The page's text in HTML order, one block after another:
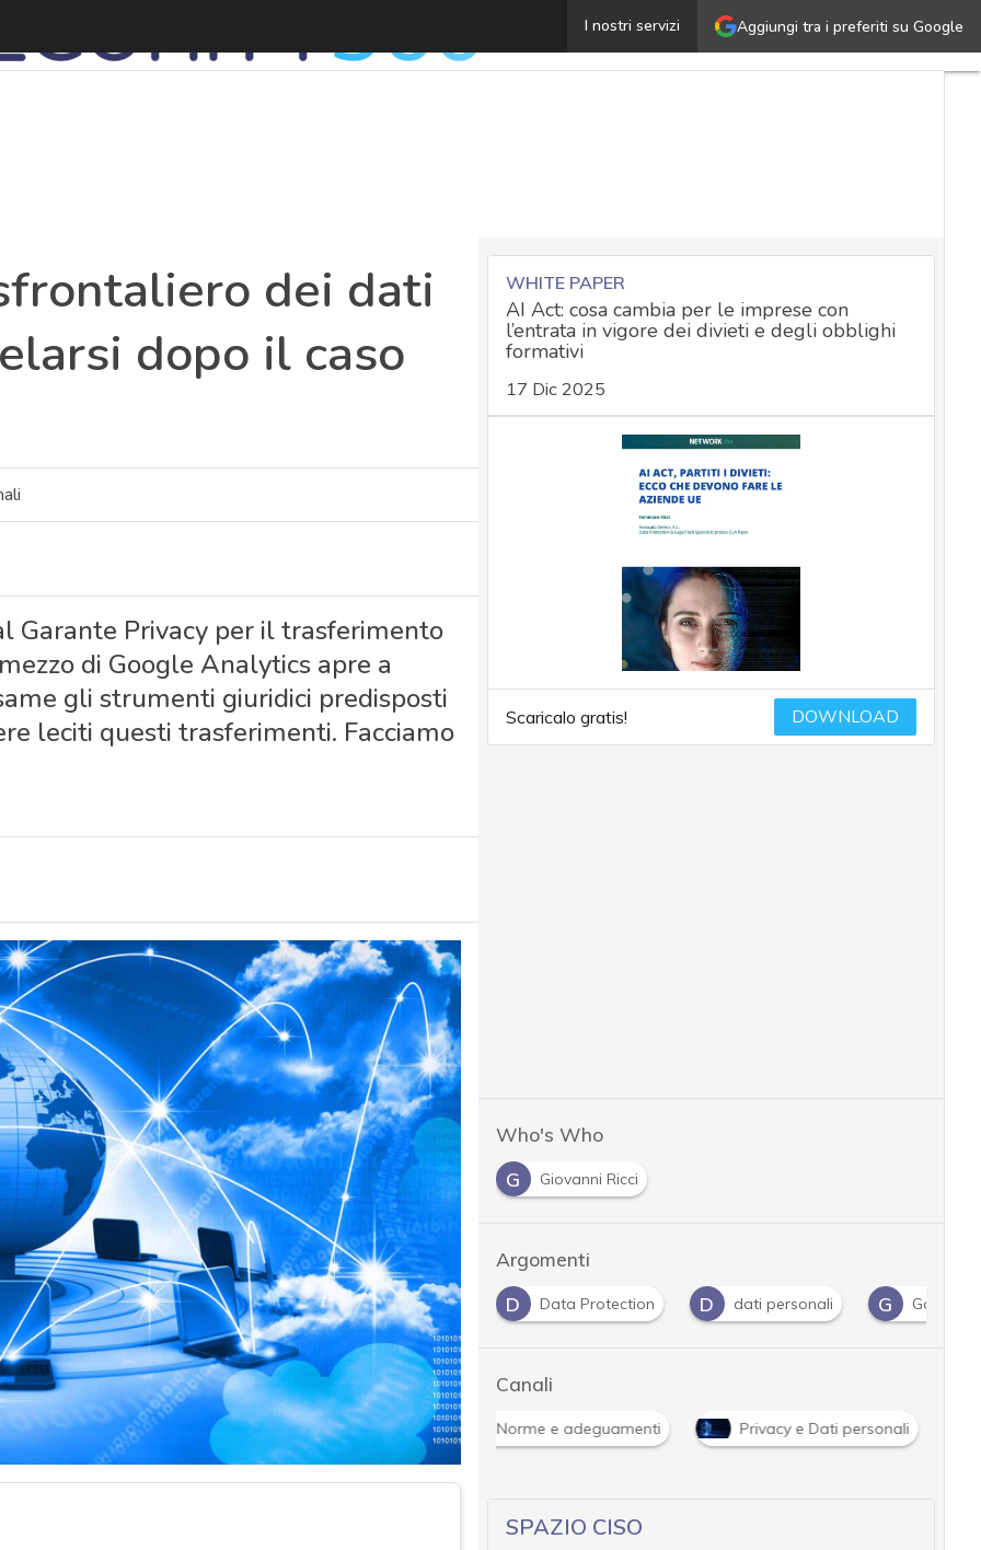
Aggiungi tra i preferiti su Google
I nostri servizi
Trasferimento transfrontaliero dei dati personali: come
dei dati
dopo il caso
Garante Privacy per il trasferimento
di Google Analytics apre a
gli strumenti giuridici predisposti
leciti questi trasferimenti. Facciamo
WHITE PAPER
AI Act: cosa cambia per le imprese con
l’entrata in vigore dei divieti e degli obblighi
formativi
17 Dic 2025
Scaricalo gratis! DOWNLOAD
Who's Who
G
Giovanni Ricci
Argomenti
A
Accountability D Data Protection D dati personali G Garante Privacy G
Canali
Norme e adeguamenti Privacy e Dati personali
SPAZIO CISO